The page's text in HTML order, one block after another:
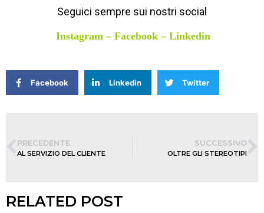
Seguici sempre sui nostri social
Instagram – Facebook – Linkedin
Facebook Linkedin Twitter
PRECEDENTE
AL SERVIZIO DEL CLIENTE
SUCCESSIVO
OLTRE GLI STEREOTIPI
RELATED POST